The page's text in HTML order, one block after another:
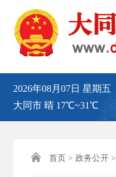
2026年08月07日 星期五
大同市 晴 17℃~31℃
 首页 > 政务公开 >